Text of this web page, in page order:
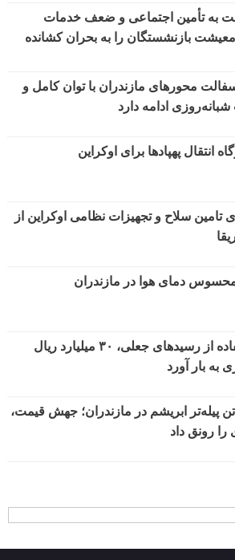
به تأمین اجتماعی و ضعف خدمات
بازنشستگان را به بحران کشانده
محورهای مازندران با توان کامل و
ادامه دارد
انتقال پهپادها برای اوکراین
تامین سلاح و تجهیزات نظامی اوکراین از
دمای هوا در مازندران
سوءاستفاده از رسیدهای جعلی، ۳۰ میلیارد ریال
به بار آورد
تولید ۹۳ تن پیله‌تر ابریشم در مازندران؛ جهش قیمت،
را رونق داد